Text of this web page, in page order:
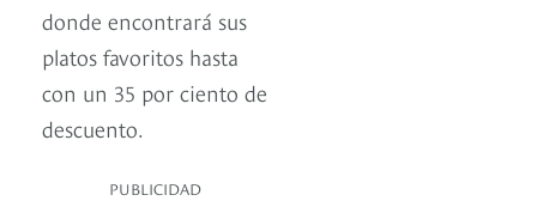
donde encontrará sus
platos favoritos hasta
con un 35 por ciento de
descuento.
PUBLICIDAD